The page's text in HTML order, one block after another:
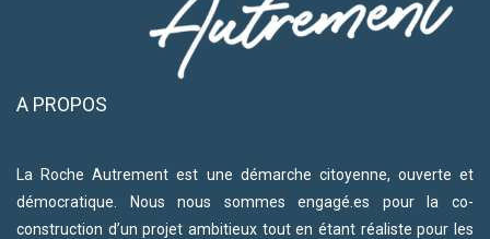
A PROPOS
La Roche Autrement est une démarche citoyenne, ouverte et
démocratique. Nous nous sommes engagé.es pour la co-
construction d’un projet ambitieux tout en étant réaliste pour les